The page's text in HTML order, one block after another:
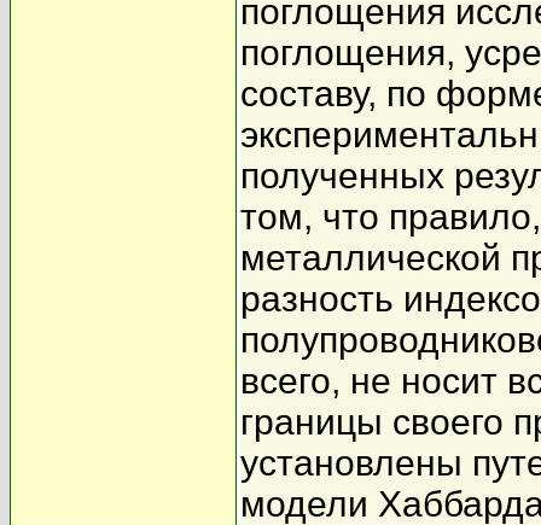
поглощения
поглощения,
составу, по
полученных
том, что
металлической
разность
всего, не носит
границы своего
установлены
модели